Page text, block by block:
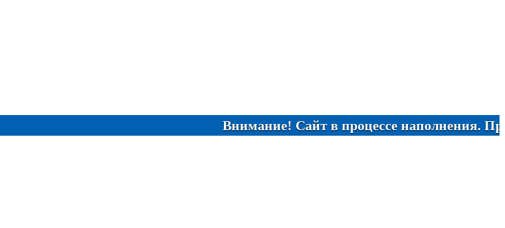
Внимание! Сайт в процессе наполнения. При